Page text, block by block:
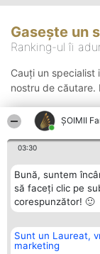
ŞOIMII
03:30
Bună, suntem
să faceți clic pe
corespunzător! 🙂
Sunt un Laureat,
marketing
Gasește un
Ranking-ul îi
Cauți un specialist
nostru de căutare.
Organizator Ranking
BRIGHT SOLUTIONS BR